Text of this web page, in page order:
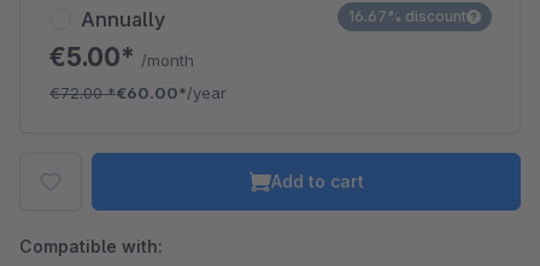
Annually
€5.00* /month
€72.00*€60.00*/year
16.67% discount
Add to cart
Compatible with: